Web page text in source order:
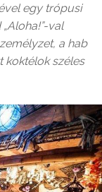
egy trópusi
val
a hab
koktélok széles